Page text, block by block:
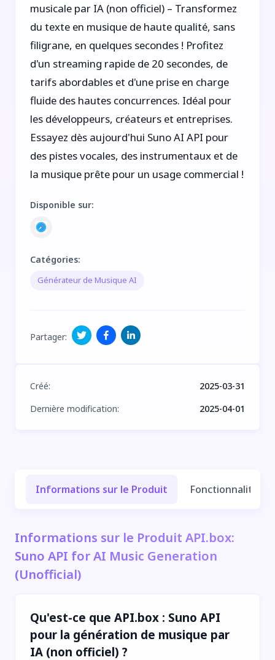
musicale par IA (non officiel) – Transformez
du texte en musique de haute qualité, sans
filigrane, en quelques secondes ! Profitez
d'un streaming rapide de 20 secondes, de
tarifs abordables et d'une prise en charge
fluide des hautes concurrences. Idéal pour
les développeurs, créateurs et entreprises.
Essayez dès aujourd'hui Suno AI API pour
des pistes vocales, des instrumentaux et de
la musique prête pour un usage commercial !
Disponible sur:
Catégories:
Générateur de Musique AI
Partager:
Créé:
2025-03-31
Dernière modification: 2025-04-01
Informations sur le Produit Fonctionnalités
Informations sur le Produit API.box:
Suno API for AI Music Generation
(Unofficial)
Qu'est-ce que API.box : Suno API
pour la génération de musique par
IA (non officiel) ?